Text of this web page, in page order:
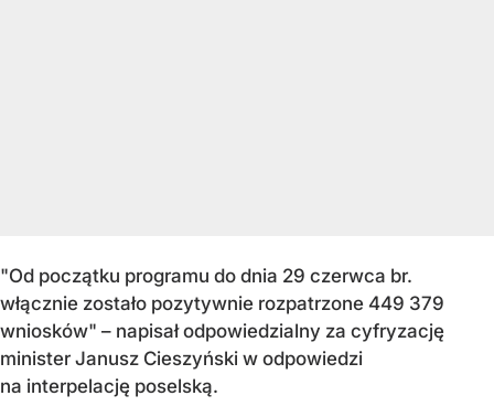
"Od początku programu do dnia 29 czerwca br.
włącznie zostało pozytywnie rozpatrzone 449 379
wniosków" – napisał odpowiedzialny za cyfryzację
minister Janusz Cieszyński w odpowiedzi
na interpelację poselską.